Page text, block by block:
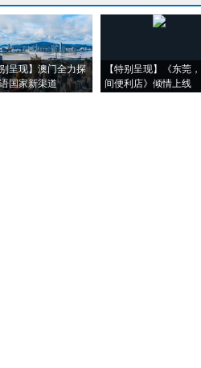
呈现】澳门全力探
国家新渠道
【特别呈现】《东莞
间便利店》倾情上线